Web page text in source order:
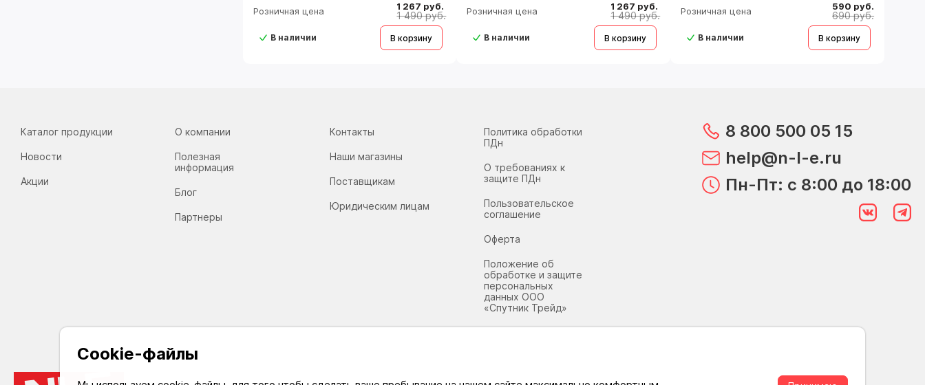
Розничная цена 1 267 руб.
1 490 руб.
В наличии В корзину
Розничная цена 1 267 руб.
1 490 руб.
В наличии В корзину
Розничная цена 590 руб.
690 руб.
В наличии В корзину
Каталог продукции
Новости
Акции
О компании
Полезная
информация
Блог
Партнеры
Контакты
Наши магазины
Поставщикам
Юридическим лицам
Политика обработки
ПДн
О требованиях к
защите ПДн
Пользовательское
соглашение
Оферта
Положение об
обработке и защите
персональных
данных ООО
«Спутник Трейд»
8 800 500 05 15
help@n-l-e.ru
Пн-Пт: с 8:00 до 18:00
Cookie-файлы